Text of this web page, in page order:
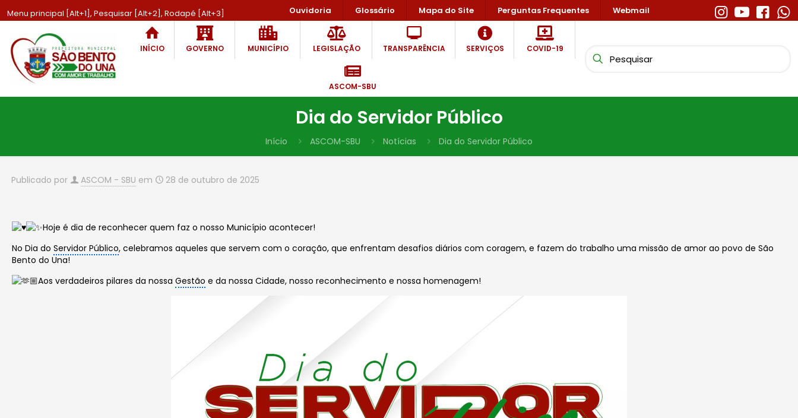
Menu principal [Alt+1], Pesquisar [Alt+2], Rodapé [Alt+3] Ouvidoria Glossário Mapa do Site Perguntas Frequentes Webmail
INÍCIO GOVERNO MUNICÍPIO LEGISLAÇÃO TRANSPARÊNCIA SERVIÇOS COVID-19
ASCOM-SBU
Dia do Servidor Público
Início ASCOM-SBU Notícias Dia do Servidor Público
Publicado por ASCOM - SBU em 28 de outubro de 2025
Hoje é dia de reconhecer quem faz o nosso Município acontecer!
No Dia doServidor Público, celebramos aqueles que servem com o coração, que enfrentam desafios diários com coragem, e fazem do trabalho uma missão de amor ao povo de São
Bento do Una!
Aos verdadeiros pilares da nossaGestão e da nossa Cidade, nosso reconhecimento e nossa homenagem!